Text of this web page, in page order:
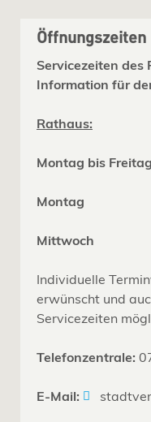
Öffnungszeiten
Servicezeiten des
Information für
Rathaus:
Montag bis
Montag
Mittwoch
Individuelle
erwünscht und
Servicezeiten
Telefonzentrale:
E-Mail: